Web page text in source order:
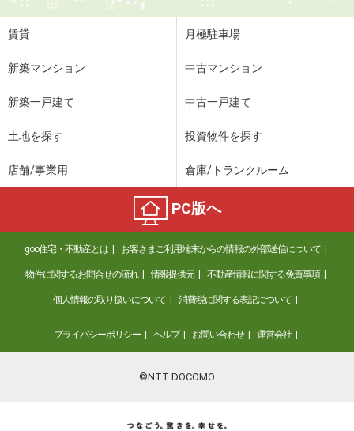
賃貸 月極駐車場
新築マンション 中古マンション
新築一戸建て 中古一戸建て
土地を探す 投資物件を探す
店舗/事業用 倉庫/トランクルーム
PC版へ
goo住宅・不動産とは お客さまご利用端末からの情報の外部送信について
物件に関するお問合せの流れ 情報提供元 不動産情報に関する免責事項
個人情報の取り扱いについて 消費税に関する表記について
プライバシーポリシー ヘルプ お問い合わせ 運営会社
©NTT DOCOMO